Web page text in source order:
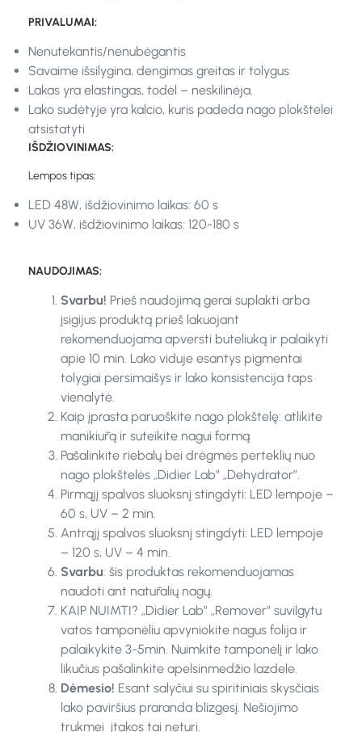
PRIVALUMAI:
Nenutekantis/nenubėgantis
Savaime išsilygina, dengimas greitas ir tolygus
Lakas yra elastingas, todėl – neskilinėja.
Lako sudėtyje yra kalcio, kuris padeda nago plokštelei
atsistatyti
IŠDŽIOVINIMAS:
Lempos tipas:
LED 48W, išdžiovinimo laikas: 60 s
UV 36W, išdžiovinimo laikas: 120-180 s
NAUDOJIMAS:
Svarbu! Prieš naudojimą gerai suplakti arba
įsigijus produktą prieš lakuojant
rekomenduojama apversti buteliuką ir palaikyti
apie 10 min. Lako viduje esantys pigmentai
tolygiai persimaišys ir lako konsistencija taps
vienalytė.
Kaip įprasta paruoškite nago plokštelę: atlikite
manikiūrą ir suteikite nagui formą
Pašalinkite riebalų bei drėgmės perteklių nuo
nago plokštelės „Didier Lab” „Dehydrator”.
Pirmąjį spalvos sluoksnį stingdyti: LED lempoje –
60 s, UV – 2 min.
Antrąjį spalvos sluoksnį stingdyti: LED lempoje
– 120 s, UV – 4 min.
Svarbu: šis produktas rekomenduojamas
naudoti ant natūralių nagų.
KAIP NUIMTI? „Didier Lab” „Remover” suvilgytu
vatos tamponėliu apvyniokite nagus folija ir
palaikykite 3-5min. Nuimkite tamponėlį ir lako
likučius pašalinkite apelsinmedžio lazdele.
Dėmesio! Esant salyčiui su spiritiniais skysčiais
lako paviršius praranda blizgesį. Nešiojimo
trukmei įtakos tai neturi.